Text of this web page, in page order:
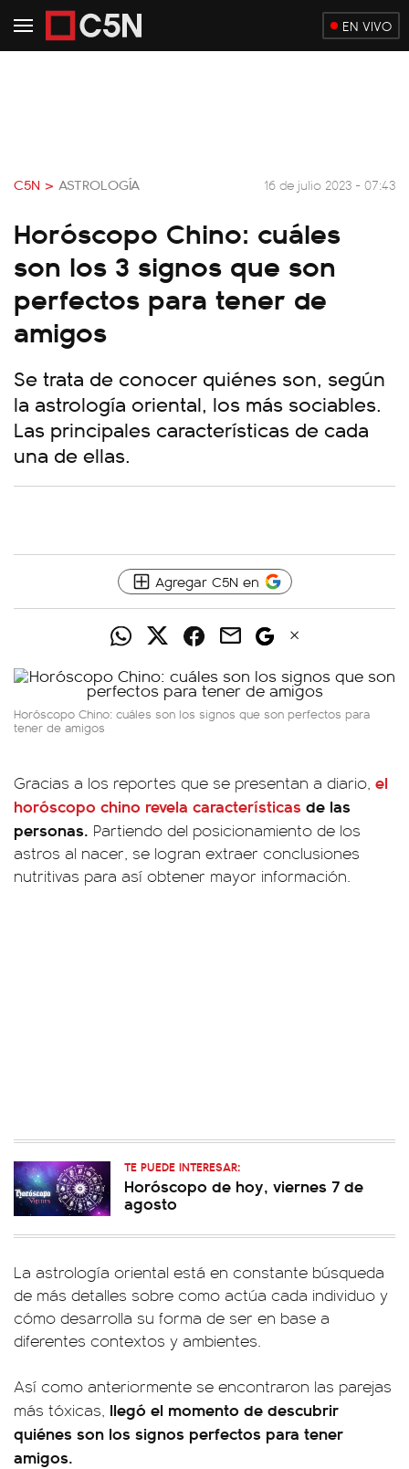
EN VIVO
C5N > ASTROLOGÍA 16 de julio 2023 - 07:43
Horóscopo Chino: cuáles
son los 3 signos que son
perfectos para tener de
amigos
Se trata de conocer quiénes son, según
la astrología oriental, los más sociables.
Las principales características de cada
una de ellas.
Agregar C5N en
Horóscopo Chino: cuáles son los signos que son perfectos para
tener de amigos
Gracias a los reportes que se presentan a diario, el
horóscopo chino revela características de las
personas. Partiendo del posicionamiento de los
astros al nacer, se logran extraer conclusiones
nutritivas para así obtener mayor información.
TE PUEDE INTERESAR:
Horóscopo de hoy, viernes 7 de
agosto
La astrología oriental está en constante búsqueda
de más detalles sobre como actúa cada individuo y
cómo desarrolla su forma de ser en base a
diferentes contextos y ambientes.
Así como anteriormente se encontraron las parejas
más tóxicas, llegó el momento de descubrir
quiénes son los signos perfectos para tener
amigos.